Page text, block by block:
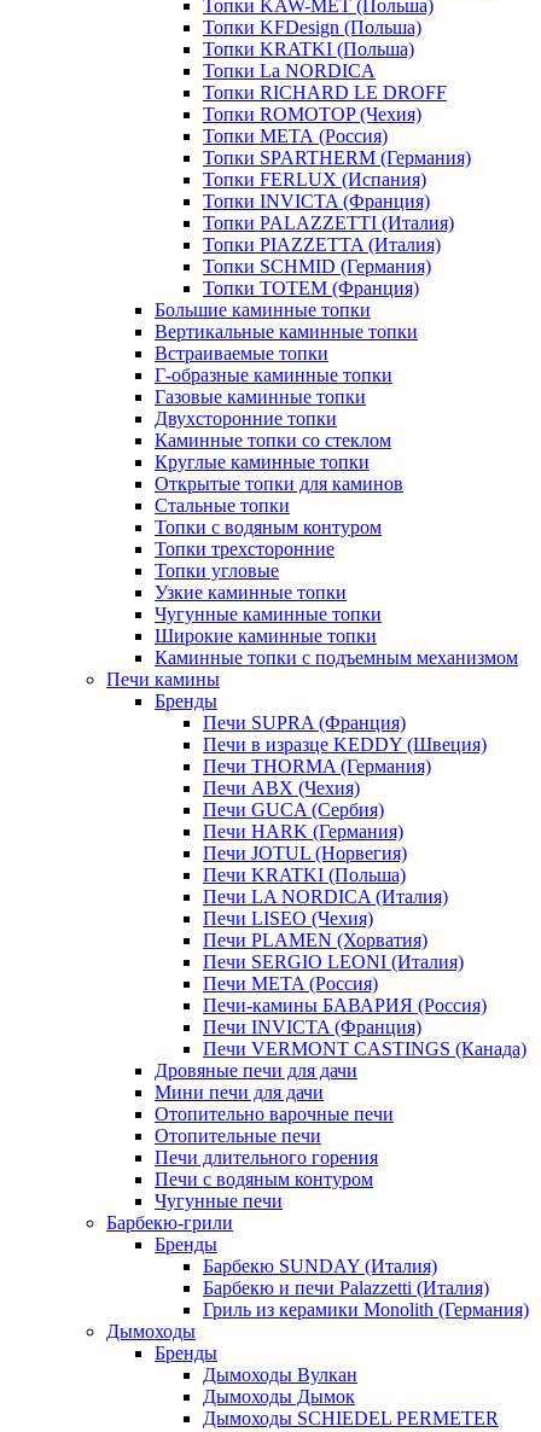
Топки KAW-MET (Польша)
Топки KFDesign (Польша)
Топки KRATKI (Польша)
Топки La NORDICA
Топки RICHARD LE DROFF
Топки ROMOTOP (Чехия)
Топки МЕТА (Россия)
Топки SPARTHERM (Германия)
Топки FERLUX (Испания)
Топки INVICTA (Франция)
Топки PALAZZETTI (Италия)
Топки PIAZZETTA (Италия)
Топки SCHMID (Германия)
Топки TOTEM (Франция)
Большие каминные топки
Вертикальные каминные топки
Встраиваемые топки
Г-образные каминные топки
Газовые каминные топки
Двухсторонние топки
Каминные топки со стеклом
Круглые каминные топки
Открытые топки для каминов
Стальные топки
Топки с водяным контуром
Топки трехсторонние
Топки угловые
Узкие каминные топки
Чугунные каминные топки
Широкие каминные топки
Каминные топки с подъемным механизмом
Печи камины
Бренды
Печи SUPRA (Франция)
Печи в изразце KEDDY (Швеция)
Печи THORMA (Германия)
Печи ABX (Чехия)
Печи GUCA (Сербия)
Печи HARK (Германия)
Печи JOTUL (Норвегия)
Печи KRATKI (Польша)
Печи LA NORDICA (Италия)
Печи LISEO (Чехия)
Печи PLAMEN (Хорватия)
Печи SERGIO LEONI (Италия)
Печи META (Россия)
Печи-камины БАВАРИЯ (Россия)
Печи INVICTA (Франция)
Печи VERMONT CASTINGS (Канада)
Дровяные печи для дачи
Мини печи для дачи
Отопительно варочные печи
Отопительные печи
Печи длительного горения
Печи с водяным контуром
Чугунные печи
Барбекю-грили
Бренды
Барбекю SUNDAY (Италия)
Барбекю и печи Palazzetti (Италия)
Гриль из керамики Monolith (Германия)
Дымоходы
Бренды
Дымоходы Вулкан
Дымоходы Дымок
Дымоходы SCHIEDEL PERMETER